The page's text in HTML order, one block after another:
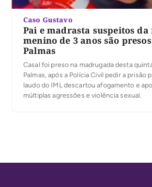
Caso Gustavo
Pai e madrasta suspeitos da
menino de 3 anos são
Palmas
Casal foi preso na madrugada desta
Palmas, após a Polícia Civil pedir a prisão
laudo do IML descartou afogamento e
múltiplas agressões e violência sexual.